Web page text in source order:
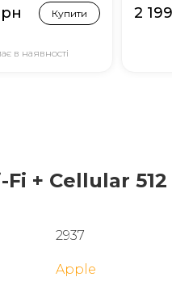
Купити
в наявності
2
Fi + Cellular
2937
Apple